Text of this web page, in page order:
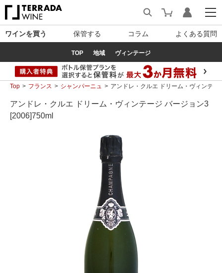
ワインを買う 保管する コラム よくある質問
TOP 地域 ヴィンテージ
Top フランス シャンパーニュ アンドレ・クルエ ドリーム・ヴィンテ
アンドレ・クルエ ドリーム・ヴィンテージ バージョン3
[2006]750ml